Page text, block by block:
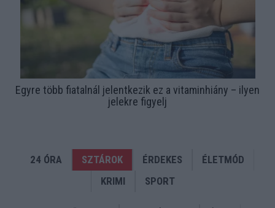
Egyre több fiatalnál jelentkezik ez a vitaminhiány – ilyen
jelekre figyelj
24 ÓRA SZTÁROK ÉRDEKES
ÉLETMÓD
KRIMI
SPORT